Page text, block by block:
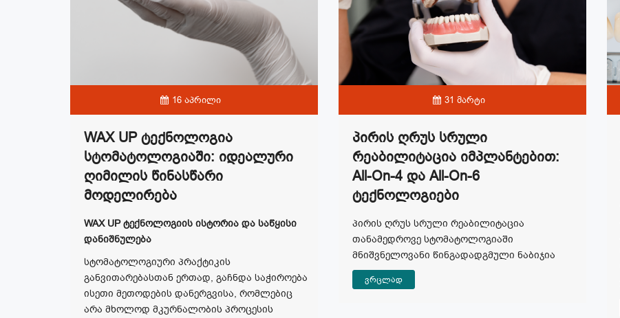
16 აპრილი
WAX UP Ტექნოლოგია
Სტომატოლოგიაში: Იდეალური
Ღიმილის Წინასწარი
Მოდელირება
WAX UP ტექნოლოგიის ისტორია და საწყისი
დანიშნულება
სტომატოლოგიური პრაქტიკის
განვითარებასთან ერთად, გაჩნდა საჭიროება
ისეთი მეთოდების დანერგვისა, რომლებიც
არა მხოლოდ მკურნალობის პროცესის
31 მარტი
Პირის Ღრუს Სრული
Რეაბილიტაცია Იმპლანტებით:
All-On-4 Და All-On-6
Ტექნოლოგიები
პირის ღრუს სრული რეაბილიტაცია
თანამედროვე სტომატოლოგიაში
მნიშვნელოვანი წინგადადგმული ნაბიჯია
ვრცლად